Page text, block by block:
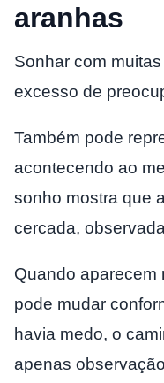
aranhas
Sonhar com
excesso de
Também pode
acontecendo ao
sonho mostra que
cercada,
Quando aparecem
pode mudar
havia medo, o
apenas